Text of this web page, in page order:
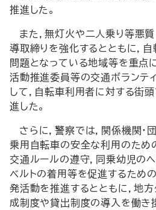
推進した。
また，無灯火や二人乗り等悪
導取締りを強化するとともに，
問題となっている地域等を重点
活動推進委員等の交通ボランテ
して，自転車利用者に対する街
進した。
さらに，警察では，関係機関・
乗用自転車の安全な利用のため
交通ルールの遵守，同乗幼児の
ベルトの着用等を促進するため
発活動を推進するとともに，地
成制度や貸出制度の導入を働き